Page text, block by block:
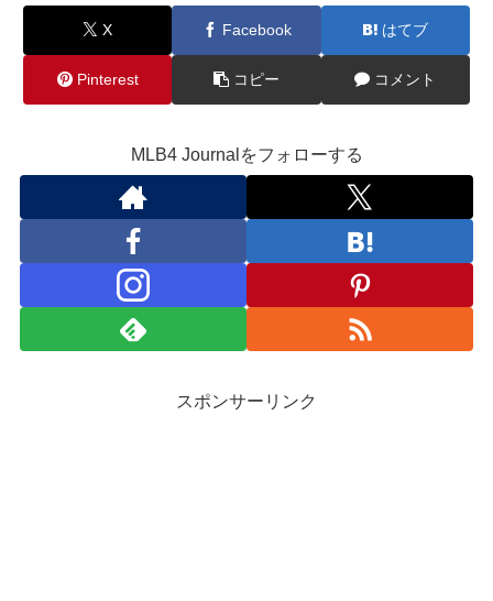
X Facebook はてブ
Pinterest コピー コメント
MLB4 Journalをフォローする
スポンサーリンク